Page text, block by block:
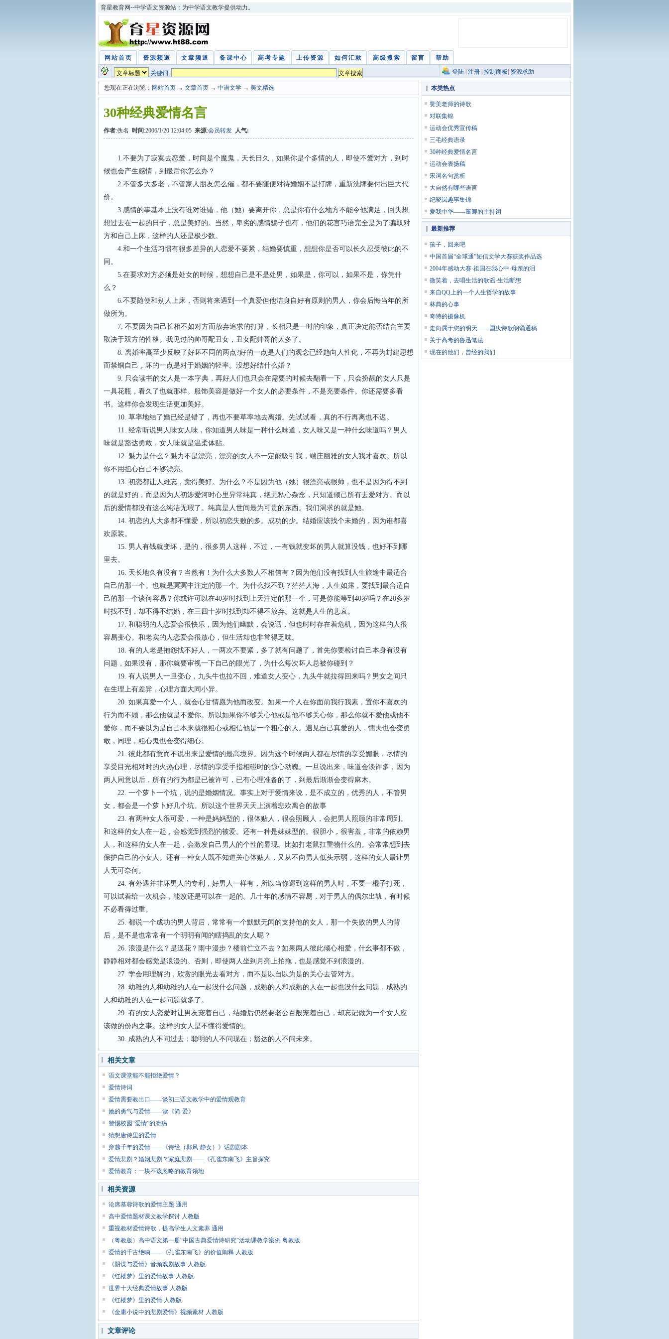
育星教育网--中学语文资源站：为中学语文教学提供动力。
网站首页 资源频道 文章频道 备课中心 高考专题 上传资源 如何汇款 高级搜索 留言 帮助
关键词: 登陆 注册 控制面板 资源求助
您现在正在浏览： 网站首页 → 文章首页 → 中语文学 → 美文精选
30种经典爱情名言
作者:佚名 时间 :2006/1/20 12:04:05 来源:会员转发 人气:
1.不要为了寂寞去恋爱，时间是个魔鬼，天长日久，如果你是个多情的人，即使不爱对方，到时
候也会产生感情，到最后你怎么办？
2.不管多大多老，不管家人朋友怎么催，都不要随便对待婚姻不是打牌，重新洗牌要付出巨大代
价。
3.感情的事基本上没有谁对谁错，他（她）要离开你，总是你有什么地方不能令他满足，回头想
想过去在一起的日子，总是美好的。当然，卑劣的感情骗子也有，他们的花言巧语完全是为了骗取对
方和自己上床，这样的人还是极少数。
4.和一个生活习惯有很多差异的人恋爱不要紧，结婚要慎重，想想你是否可以长久忍受彼此的不
同。
5.在要求对方必须是处女的时候，想想自己是不是处男，如果是，你可以，如果不是，你凭什
么？
6.不要随便和别人上床，否则将来遇到一个真爱但他洁身自好有原则的男人，你会后悔当年的所
做所为。
7. 不要因为自己长相不如对方而放弃追求的打算，长相只是一时的印象，真正决定能否结合主要
取决于双方的性格。我见过的帅哥配丑女，丑女配帅哥的太多了。
8. 离婚率高至少反映了好坏不同的两点?好的一点是人们的观念已经趋向人性化，不再为封建思想
而禁锢自己，坏的一点是对于婚姻的轻率。没想好结什么婚？
9. 只会读书的女人是一本字典，再好人们也只会在需要的时候去翻看一下，只会扮靓的女人只是
一具花瓶，看久了也就那样。服饰美容是做好一个女人的必要条件，不是充要条件。你还需要多看
书。这样你会发现生活更加美好。
10. 草率地结了婚已经是错了，再也不要草率地去离婚。先试试看，真的不行再离也不迟。
11. 经常听说男人味女人味，你知道男人味是一种什么味道，女人味又是一种什幺味道吗？男人
味就是豁达勇敢，女人味就是温柔体贴。
12. 魅力是什么？魅力不是漂亮，漂亮的女人不一定能吸引我，端庄幽雅的女人我才喜欢。所以
你不用担心自己不够漂亮。
13. 初恋都让人难忘，觉得美好。为什么？不是因为他（她）很漂亮或很帅，也不是因为得不到
的就是好的，而是因为人初涉爱河时心里异常纯真，绝无私心杂念，只知道倾己所有去爱对方。而以
后的爱情都没有这么纯洁无瑕了。纯真是人世间最为可贵的东西。我们渴求的就是她。
14. 初恋的人大多都不懂爱，所以初恋失败的多。成功的少。结婚应该找个未婚的，因为谁都喜
欢原装。
15. 男人有钱就变坏，是的，很多男人这样，不过，一有钱就变坏的男人就算没钱，也好不到哪
里去。
16. 天长地久有没有？当然有！为什么大多数人不相信有？因为他们没有找到人生旅途中最适合
自己的那一个。也就是冥冥中注定的那一个。为什么找不到？茫茫人海，人生如露，要找到最合适自
己的那一个谈何容易？你或许可以在40岁时找到上天注定的那一个，可是你能等到40岁吗？在20多岁
时找不到，却不得不结婚，在三四十岁时找到却不得不放弃。这就是人生的悲哀。
17. 和聪明的人恋爱会很快乐，因为他们幽默，会说话，但也时时存在着危机，因为这样的人很
容易变心。和老实的人恋爱会很放心，但生活却也非常得乏味。
18. 有的人老是抱怨找不好人，一两次不要紧，多了就有问题了，首先你要检讨自己本身有没有
问题，如果没有，那你就要审视一下自己的眼光了，为什么每次坏人总被你碰到？
19. 有人说男人一旦变心，九头牛也拉不回，难道女人变心，九头牛就拉得回来吗？男女之间只
在生理上有差异，心理方面大同小异。
20. 如果真爱一个人，就会心甘情愿为他而改变。如果一个人在你面前我行我素，置你不喜欢的
行为而不顾，那么他就是不爱你。所以如果你不够关心他或是他不够关心你，那么你就不爱他或他不
爱你，而不要以为是自己本来就很粗心或相信他是一个粗心的人。遇见自己真爱的人，懦夫也会变勇
敢，同理，粗心鬼也会变得细心。
21. 彼此都有意而不说出来是爱情的最高境界。因为这个时候两人都在尽情的享受媚眼，尽情的
享受目光相对时的火热心理，尽情的享受手指相碰时的惊心动魄。一旦说出来，味道会淡许多，因为
两人同意以后，所有的行为都是已被许可，已有心理准备的了，到最后渐渐会变得麻木。
22. 一个萝卜一个坑，说的是婚姻情况。事实上对于爱情来说，是不成立的，优秀的人，不管男
女，都会是一个萝卜好几个坑。所以这个世界天天上演着悲欢离合的故事
23. 有两种女人很可爱，一种是妈妈型的，很体贴人，很会照顾人，会把男人照顾的非常周到。
和这样的女人在一起，会感觉到强烈的被爱。还有一种是妹妹型的。很胆小，很害羞，非常的依赖男
人，和这样的女人在一起，会激发自己男人的个性的显现。比如打老鼠扛重物什么的。会常常想到去
保护自己的小女人。还有一种女人既不知道关心体贴人，又从不向男人低头示弱，这样的女人最让男
人无可奈何。
24. 有外遇并非坏男人的专利，好男人一样有，所以当你遇到这样的男人时，不要一棍子打死，
可以试着给一次机会，能改还是可以在一起的。几十年的感情不容易，对于男人的偶尔出轨，有时候
不必看得过重。
25. 都说一个成功的男人背后，常常有一个默默无闻的支持他的女人，那一个失败的男人的背
后，是不是也常常有一个明明有闻的瞎捣乱的女人呢？
26. 浪漫是什么？是送花？雨中漫步？楼前伫立不去？如果两人彼此倾心相爱，什幺事都不做，
静静相对都会感觉是浪漫的。否则，即使两人坐到月亮上拍拖，也是感觉不到浪漫的。
27. 学会用理解的，欣赏的眼光去看对方，而不是以自以为是的关心去管对方。
28. 幼稚的人和幼稚的人在一起没什么问题，成熟的人和成熟的人在一起也没什幺问题，成熟的
人和幼稚的人在一起问题就多了。
29. 有的女人恋爱时让男友宠着自己，结婚后仍然要老公百般宠着自己，却忘记做为一个女人应
该做的份内之事。这样的女人是不懂得爱情的。
30. 成熟的人不问过去；聪明的人不问现在；豁达的人不问未来。
相关文章
语文课堂能不能拒绝爱情？
爱情诗词
爱情需要教出口——谈初三语文教学中的爱情观教育
她的勇气与爱情——读《简·爱》
警惕校园“爱情”的溃疡
猜想唐诗里的爱情
穿越千年的爱情——《诗经（邶风·静女）》话剧剧本
爱情悲剧？婚姻悲剧？家庭悲剧——《孔雀东南飞》主旨探究
爱情教育：一块不该忽略的教育领地
相关资源
论席慕蓉诗歌的爱情主题 通用
高中爱情题材课文教学探讨 人教版
重视教材爱情诗歌，提高学生人文素养 通用
（粤教版）高中语文第一册“中国古典爱情诗研究”活动课教学案例 粤教版
爱情的千古绝响——《孔雀东南飞》的价值阐释 人教版
《阴谋与爱情》音频戏剧故事 人教版
《红楼梦》里的爱情故事 人教版
世界十大经典爱情故事 人教版
《红楼梦》里的爱情 人教版
《金庸小说中的悲剧爱情》视频素材 人教版
文章评论
本类热点
赞美老师的诗歌
对联集锦
运动会优秀宣传稿
三毛经典语录
30种经典爱情名言
运动会表扬稿
宋词名句赏析
大自然有哪些语言
纪晓岚趣事集锦
爱我中华——董卿的主持词
最新推荐
孩子，回来吧
中国首届“全球通”短信文学大赛获奖作品选
2004年感动大赛·祖国在我心中·母亲的泪
微笑着，去唱生活的歌谣·生活断想
来自QQ上的一个人生哲学的故事
林典的心事
奇特的摄像机
走向属于您的明天——国庆诗歌朗诵通稿
关于高考的鲁迅笔法
现在的他们，曾经的我们